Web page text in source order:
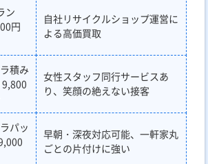
ン
円
自社リサイクルショップ運営に
よる高価買取
積み
女性スタッフ同行サービスあ
り、笑顔の絶えない接客
パッ
早朝・深夜対応可能、一軒家丸
ごとの片付けに強い